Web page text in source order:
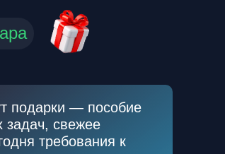
подарки — пособие
задач, свежее
требования к